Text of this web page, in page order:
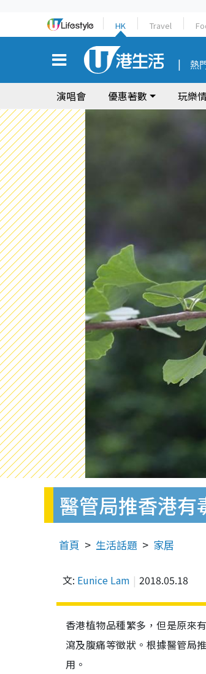
HK Travel
熱
演唱會 優惠著數 玩樂
醫管局推香港有
首頁 生活話題 家居
文: Eunice Lam 2018.05.18
香港植物品種繁多，但是原來
瀉及腹痛等徵狀。根據醫管局
用。